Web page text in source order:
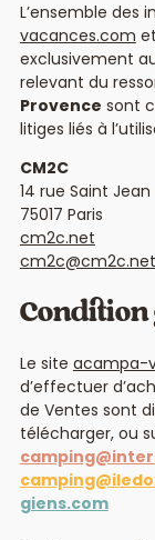
L’ensemble des
vacances.com
exclusivement
relevant du
Provence sont
litiges liés à
CM2C
14 rue Saint Jean
75017 Paris
cm2c.net
cm2c@cm2c.net
Condition
Le site acampa-
d’effectuer
de Ventes sont
télécharger, ou
giens.com